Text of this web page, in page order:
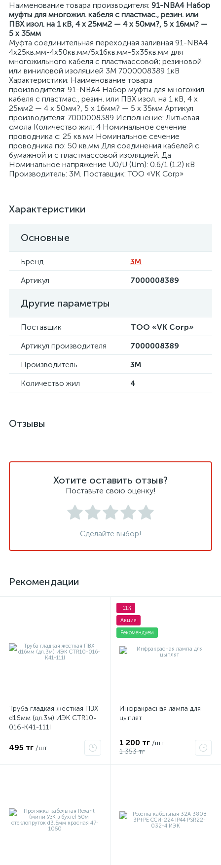
Наименование товара производителя: 91-NBA4 Набор
муфты для многожил. кабеля с пластмас., резин. или
ПВХ изол. на 1 кВ, 4 х 25мм2 — 4 х 50мм?, 5 х 16мм? —
5 х 35мм
Муфта соединительная переходная заливная 91-NBA4
4х25кв.мм-4х50кв.мм/5х16кв.мм-5х35кв.мм для
многожильного кабеля с пластмассовой; резиновой
или виниловой изоляцией 3М 7000008389 1кВ
Характеристики: Наименование товара
производителя: 91-NBA4 Набор муфты для многожил.
кабеля с пластмас., резин. или ПВХ изол. на 1 кВ, 4 х
25мм2 — 4 х 50мм?, 5 х 16мм? — 5 х 35мм Артикул
производителя: 7000008389 Исполнение: Литьевая
смола Количество жил: 4 Номинальное сечение
проводника с: 25 кв.мм Номинальное сечение
проводника по: 50 кв.мм Для соединения кабелей с
бумажной и с пластмассовой изоляцией: Да
Номинальное напряжение U0/U (Um): 0.6/1 (1.2) кВ
Производитель: 3М. Поставщик: ТОО «VK Corp»
Характеристики
Основные
Бренд
3М
Артикул
7000008389
Другие параметры
Поставщик
ТОО «VK Corp»
Артикул производителя
7000008389
Производитель
3М
Количество жил
4
Отзывы
Хотите оставить отзыв?
Поставьте свою оценку!
Сделайте выбор!
Рекомендации
Труба гладкая жесткая ПВХ
d16мм (дл.3м) ИЭК CTR10-
016-K41-111I
495 тг /шт
-11%
Акция
Рекомендуем
Инфракрасная лампа для
цыплят
1 200 тг /шт
1 353 тг